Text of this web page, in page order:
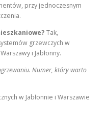
przy jednoczesnym
Tak,
grzewczych w
i Jabłonny.
Numer, który warto
w Jabłonnie i Warszawie